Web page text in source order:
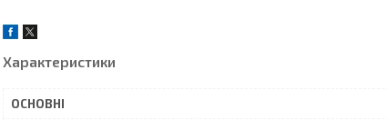
Характеристики
ОСНОВНІ